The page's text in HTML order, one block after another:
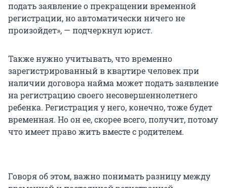
подать заявление о прекращении временной
регистрации, но автоматически ничего не
произойдет», — подчеркнул юрист.
Также нужно учитывать, что временно
зарегистрированный в квартире человек при
наличии договора найма может подать заявление
на регистрацию своего несовершеннолетнего
ребенка. Регистрация у него, конечно, тоже будет
временная. Но он ее, скорее всего, получит, потому
что имеет право жить вместе с родителем.
Говоря об этом, важно понимать разницу между